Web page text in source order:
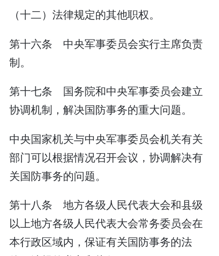
（十二）法律规定的其他职权。
第十六条 中央军事委员会实行主席负责
制。
第十七条 国务院和中央军事委员会建立
协调机制，解决国防事务的重大问题。
中央国家机关与中央军事委员会机关有关
部门可以根据情况召开会议，协调解决有
关国防事务的问题。
第十八条 地方各级人民代表大会和县级
以上地方各级人民代表大会常务委员会在
本行政区域内，保证有关国防事务的法